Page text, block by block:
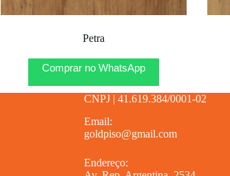
Petra
Comprar no WhatsApp
CNPJ | 41.619.384/0001-02
Email:
goldpiso@gmail.com
Endereço: